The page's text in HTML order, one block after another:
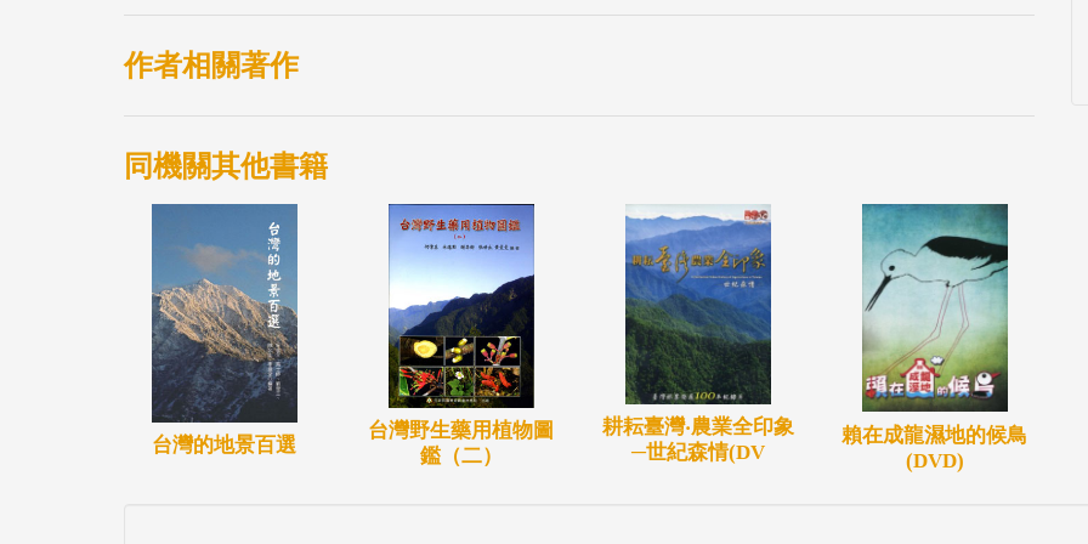
作者相關著作
同機關其他書籍
台灣的地景百選
台灣野生藥用植物圖
鑑（二）
耕耘臺灣‧農業全印象
─世紀森情(DV
賴在成龍濕地的候鳥
(DVD)